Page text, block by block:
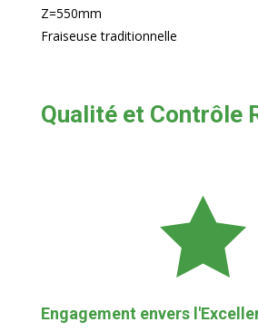
Z=550mm
Fraiseuse traditionnelle
Qualité et Contrôle

Engagement envers